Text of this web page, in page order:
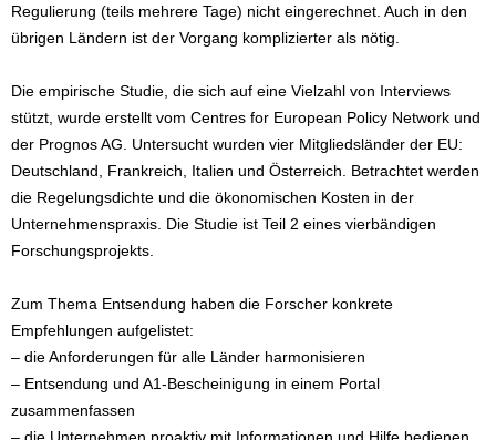
Regulierung (teils mehrere Tage) nicht eingerechnet. Auch in den
übrigen Ländern ist der Vorgang komplizierter als nötig.
Die empirische Studie, die sich auf eine Vielzahl von Interviews
stützt, wurde erstellt vom Centres for European Policy Network und
der Prognos AG. Untersucht wurden vier Mitgliedsländer der EU:
Deutschland, Frankreich, Italien und Österreich. Betrachtet werden
die Regelungsdichte und die ökonomischen Kosten in der
Unternehmenspraxis. Die Studie ist Teil 2 eines vierbändigen
Forschungsprojekts.
Zum Thema Entsendung haben die Forscher konkrete
Empfehlungen aufgelistet:
– die Anforderungen für alle Länder harmonisieren
– Entsendung und A1-Bescheinigung in einem Portal
zusammenfassen